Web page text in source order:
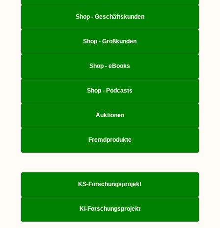
Shop - Geschäftskunden
Shop - Großkunden
Shop - eBooks
Shop - Podcasts
Auktionen
Fremdprodukte
KS-Forschungsprojekt
KI-Forschungsprojekt